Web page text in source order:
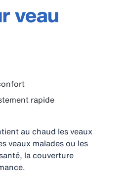
veau
rapide
au chaud les veaux
veaux malades ou les
la couverture